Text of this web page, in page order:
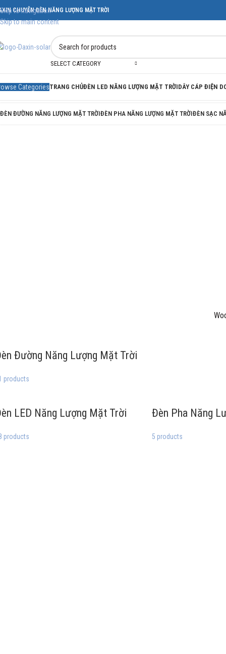
Skip to navigation
Skip to main content
CHUYÊN ĐÈN NĂNG LƯỢNG MẶT TRỜI
SELECT CATEGORY
Categories
ĐÈN ĐƯỜNG NĂNG LƯỢNG MẶT TRỜIĐÈN PHA NĂNG LƯỢNG MẶT TRỜIĐÈN SẠC
TRANG CHỦĐÈN LED NĂNG LƯỢNG MẶT TRỜIDÂY CÁP ĐIỆN
Đường Năng Lượng Mặt Trời
products
LED Năng Lượng Mặt Trời
products
Đèn Pha Năng
5 products